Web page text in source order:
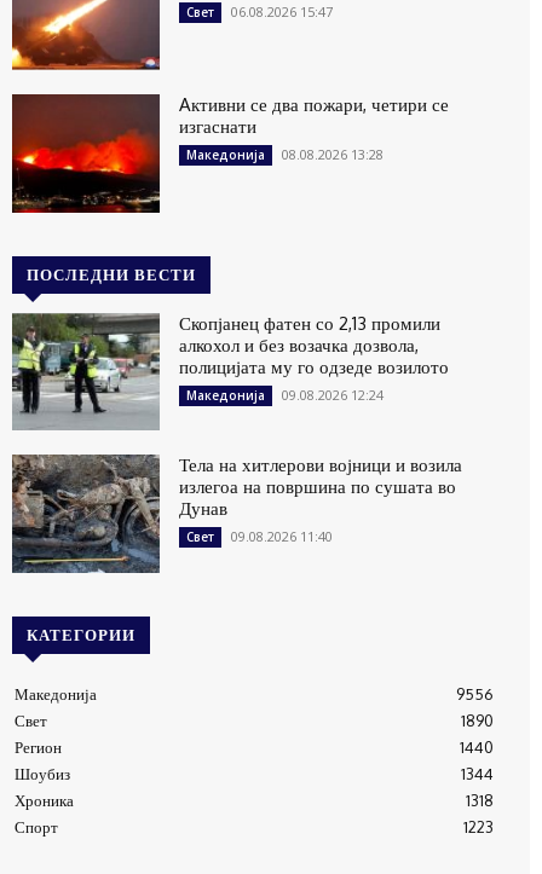
Свет 06.08.2026 15:47
Aктивни се два пожари, четири се
изгаснати
Македонија 08.08.2026 13:28
ПОСЛЕДНИ ВЕСТИ
Скопјанец фатен со 2,13 промили
алкохол и без возачка дозвола,
полицијата му го одзеде возилото
Македонија 09.08.2026 12:24
Тела на хитлерови војници и возила
излегоа на површина по сушата во
Дунав
Свет 09.08.2026 11:40
КАТЕГОРИИ
Македонија
9556
Свет
1890
Регион
1440
Шоубиз
1344
Хроника
1318
Спорт
1223